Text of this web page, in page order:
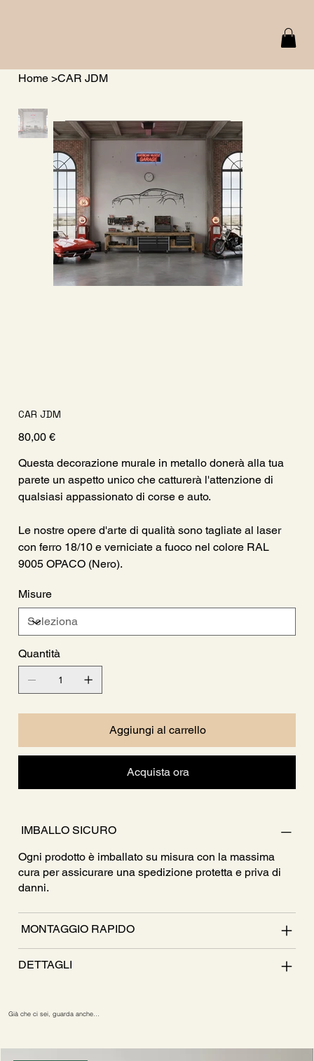
Home >CAR JDM
CAR JDM
Prezzo
80,00 €
Questa decorazione murale in metallo donerà alla tua
parete un aspetto unico che catturerà l'attenzione di
qualsiasi appassionato di corse e auto.
Le nostre opere d'arte di qualità sono tagliate al laser
con ferro 18/10 e verniciate a fuoco nel colore RAL
9005 OPACO (Nero).
Misure
Quantità
Aggiungi al carrello
Acquista ora
IMBALLO SICURO
Ogni prodotto è imballato su misura con la massima
cura per assicurare una spedizione protetta e priva di
danni.
MONTAGGIO RAPIDO
DETTAGLI
Già che ci sei, guarda anche…